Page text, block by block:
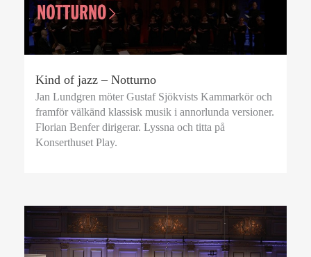
Kind of jazz – Notturno
Jan Lundgren möter Gustaf Sjökvists Kammarkör och
framför välkänd klassisk musik i annorlunda versioner.
Florian Benfer dirigerar. Lyssna och titta på
Konserthuset Play.